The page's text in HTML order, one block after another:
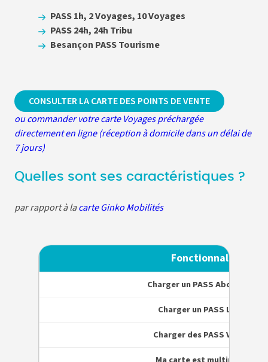
PASS 1h, 2 Voyages, 10 Voyages
PASS 24h, 24h Tribu
Besançon PASS Tourisme
CONSULTER LA CARTE DES POINTS DE VENTE
ou commander votre carte Voyages préchargée
directement en ligne (réception à domicile dans un délai de
7 jours)
Quelles sont ses caractéristiques ?
par rapport à lacarteGinko Mobilités
Fonctionnalité
Charger un PASS Abonnement
Charger un PASS Liberté
Charger des PASS Voyages